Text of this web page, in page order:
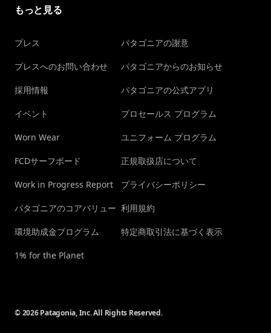
もっと見る
プレス
プレスへのお問い合わせ
採用情報
イベント
Worn Wear
FCDサーフボード
Work in Progress Report
パタゴニアのコアバリュー
環境助成金プログラム
1% for the Planet
パタゴニアの謝意
パタゴニアからのお知らせ
パタゴニアの公式アプリ
プロセールス プログラム
ユニフォーム プログラム
正規取扱店について
プライバシーポリシー
利用規約
特定商取引法に基づく表示
© 2026 Patagonia, Inc. All Rights Reserved.